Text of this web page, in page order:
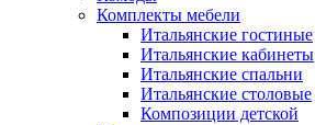
Комплекты мебели
Итальянские гостиные
Итальянские кабинеты
Итальянские спальни
Итальянские столовые
Композиции детской